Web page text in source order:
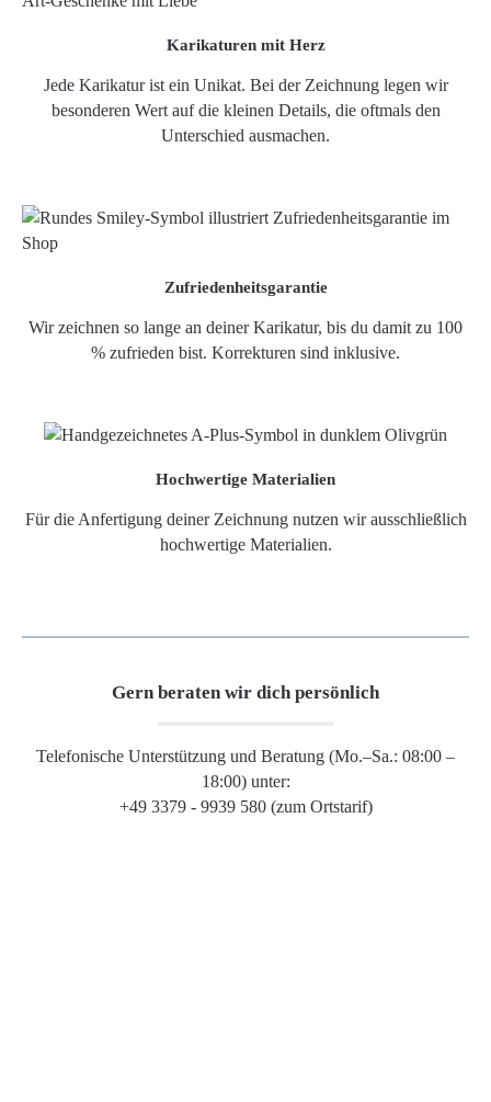
Karikaturen mit Herz
Jede Karikatur ist ein Unikat. Bei der Zeichnung legen wir
besonderen Wert auf die kleinen Details, die oftmals den
Unterschied ausmachen.
Zufriedenheitsgarantie
Wir zeichnen so lange an deiner Karikatur, bis du damit zu 100
% zufrieden bist. Korrekturen sind inklusive.
Hochwertige Materialien
Für die Anfertigung deiner Zeichnung nutzen wir ausschließlich
hochwertige Materialien.
Gern beraten wir dich persönlich
Telefonische Unterstützung und Beratung (Mo.–Sa.: 08:00 –
18:00) unter:
+49 3379 - 9939 580 (zum Ortstarif)